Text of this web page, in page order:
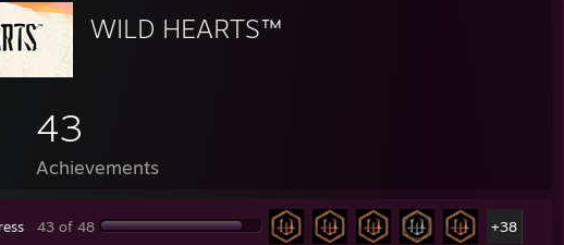
WILD HEARTS™
43
Achievements
43 of 48 +38